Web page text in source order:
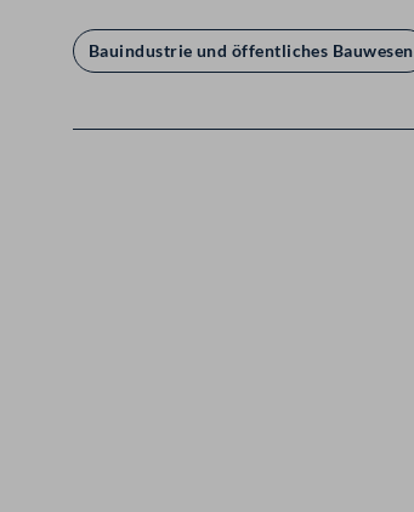
Bauindustrie und öffentliches Bauwesen